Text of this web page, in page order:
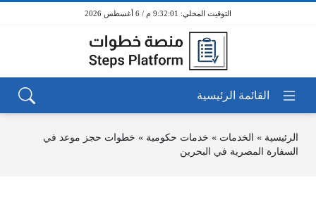
9:32:01 م / 6 أغسطس 2026
الرئيسية » الخدمات » خدمات حكومية » خطوات حجز موعد في
السفارة المصرية في البحرين